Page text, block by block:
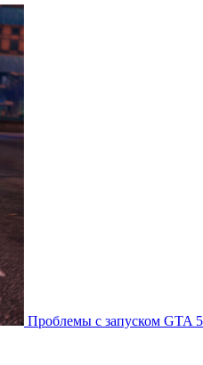
Проблемы с запуском GTA